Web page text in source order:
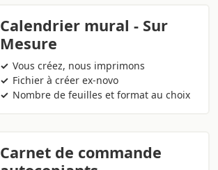
Calendrier mural - Sur
Mesure
Vous créez, nous imprimons
Fichier à créer ex-novo
Nombre de feuilles et format au choix
Carnet de commande